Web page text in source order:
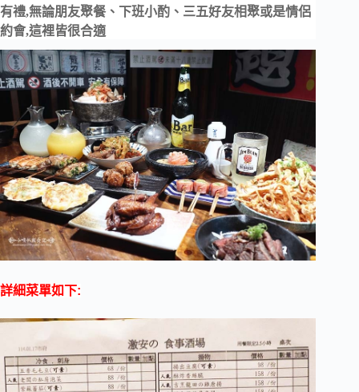
有禮,無論朋友聚餐、下班小酌、三五好友相聚或是情侶
約會,這裡皆很合適
詳細菜單如下: